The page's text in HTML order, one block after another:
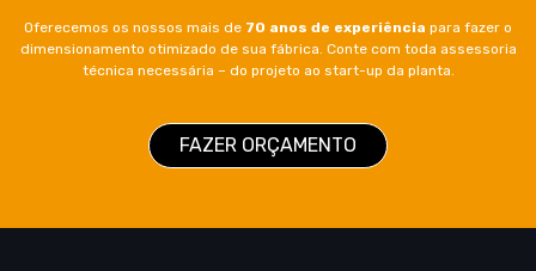
Oferecemos os nossos mais de 70 anos de experiência para fazer o
dimensionamento otimizado de sua fábrica. Conte com toda assessoria
técnica necessária – do projeto ao start-up da planta.
FAZER ORÇAMENTO